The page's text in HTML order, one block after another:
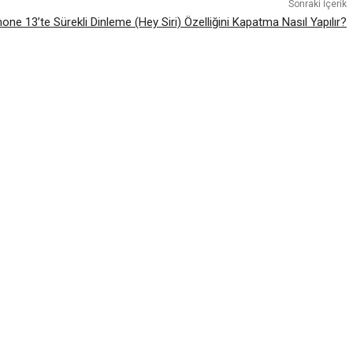
Sonraki İçerik
13’te Sürekli Dinleme (Hey Siri) Özelliğini Kapatma Nasıl Yapılır?